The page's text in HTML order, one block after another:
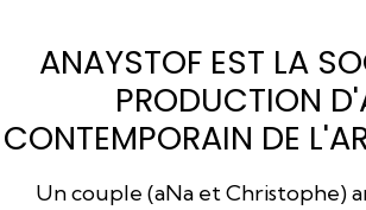
ANAYSTOF EST LA
PRODUCTION
CONTEMPORAIN DE
Un couple (aNa et Christophe)